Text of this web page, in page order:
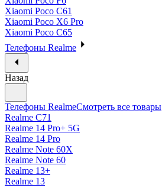
Xiaomi Poco C61
Xiaomi Poco X6 Pro
Xiaomi Poco C65
Телефоны Realme
Назад
Телефоны RealmeСмотреть все товары
Realme C71
Realme 14 Pro+ 5G
Realme 14 Pro
Realme Note 60X
Realme Note 60
Realme 13+
Realme 13